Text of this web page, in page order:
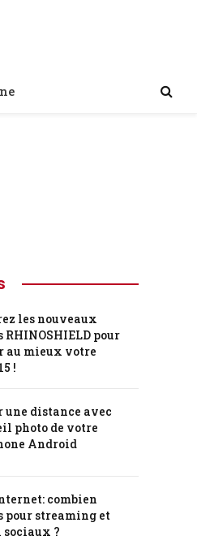
les nouveaux
RHINOSHIELD pour
au mieux votre
!
une distance avec
photo de votre
Android
combien
pour streaming et
sociaux ?